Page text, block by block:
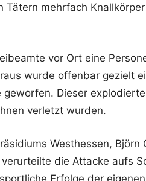
Tätern mehrfach
vor Ort eine
wurde offenbar gezielt
Dieser
verletzt wurden.
Westhessen, Björn
die Attacke aufs
Erfolge der